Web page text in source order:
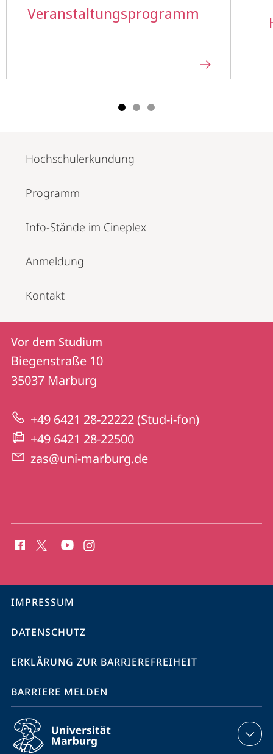
Veranstaltungs­programm
NavigationHochschul­erkundung
Programm
Info-Stände im Cineplex
Anmeldung
Kontakt
Kontakt
und
Informationen
zur
Website
Kontaktinformationen
Vor
dem
Studium
Vor dem Studium
Biegenstraße 10
35037 Marburg
+49 6421 28-22222 (Stud-i-fon)
+49 6421 28-22500
zas@uni-marburg.de
Media
Service-
Navigation
IMPRESSUM
DATENSCHUTZ
ERKLÄRUNG ZUR BARRIEREFREIHEIT
BARRIERE MELDEN